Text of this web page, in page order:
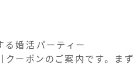
る婚活パーティー
ポンのご案内です。 まず